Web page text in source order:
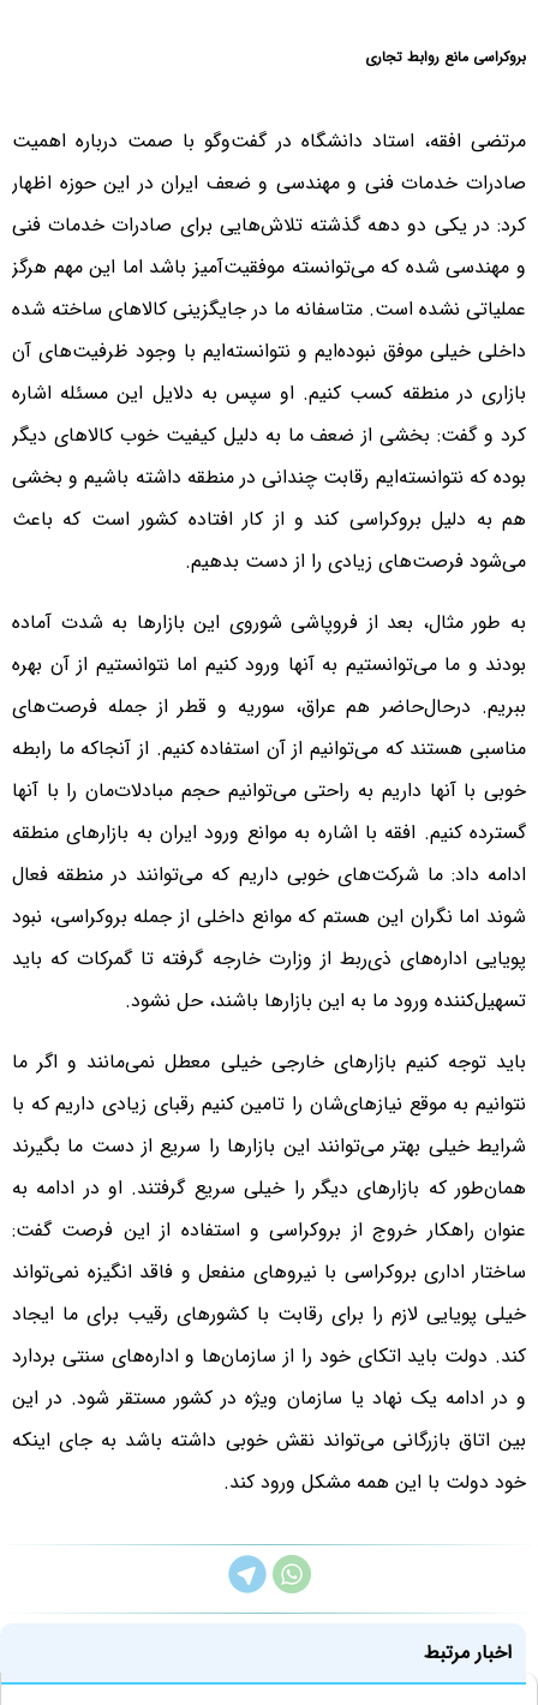
بروکراسی مانع روابط تجاری
مرتضی افقه، استاد دانشگاه در گفت‌وگو با صمت درباره اهمیت
صادرات خدمات فنی و مهندسی و ضعف ایران در این حوزه اظهار
کرد: در یکی دو دهه گذشته تلاش‌هایی برای صادرات خدمات فنی
و مهندسی شده که می‌توانسته موفقیت‌آمیز باشد اما این مهم هرگز
عملیاتی نشده است. متاسفانه ما در جایگزینی کالاهای ساخته شده
داخلی خیلی موفق نبوده‌ایم و نتوانسته‌ایم با وجود ظرفیت‌های آن
بازاری در منطقه کسب کنیم. او سپس به دلایل این مسئله اشاره
کرد و گفت: بخشی از ضعف ما به دلیل کیفیت خوب کالاهای دیگر
بوده که نتوانسته‌ایم رقابت چندانی در منطقه داشته باشیم و بخشی
هم به دلیل بروکراسی کند و از کار افتاده کشور است که باعث
می‌شود فرصت‌های زیادی را از دست بدهیم.
به طور مثال، بعد از فروپاشی شوروی این بازارها به شدت آماده
بودند و ما می‌توانستیم به آنها ورود کنیم اما نتوانستیم از آن بهره
ببریم. درحال‌حاضر هم عراق، سوریه و قطر از جمله فرصت‌های
مناسبی هستند که می‌توانیم از آن استفاده کنیم. از آنجاکه ما رابطه
خوبی با آنها داریم به راحتی می‌توانیم حجم مبادلات‌مان را با آنها
گسترده کنیم. افقه با اشاره به موانع ورود ایران به بازارهای منطقه
ادامه داد: ما شرکت‌های خوبی داریم که می‌توانند در منطقه فعال
شوند اما نگران این هستم که موانع داخلی از جمله بروکراسی، نبود
پویایی اداره‌های ذی‌ربط از وزارت خارجه گرفته تا گمرکات که باید
تسهیل‌کننده ورود ما به این بازارها باشند، حل نشود.
باید توجه کنیم بازارهای خارجی خیلی معطل نمی‌مانند و اگر ما
نتوانیم به موقع نیازهای‌شان را تامین کنیم رقبای زیادی داریم که با
شرایط خیلی بهتر می‌توانند این بازارها را سریع از دست ما بگیرند
همان‌طور که بازارهای دیگر را خیلی سریع گرفتند. او در ادامه به
عنوان راهکار خروج از بروکراسی و استفاده از این فرصت گفت:
ساختار اداری بروکراسی با نیروهای منفعل و فاقد انگیزه نمی‌تواند
خیلی پویایی لازم را برای رقابت با کشورهای رقیب برای ما ایجاد
کند. دولت باید اتکای خود را از سازمان‌ها و اداره‌های سنتی بردارد
و در ادامه یک نهاد یا سازمان ویژه در کشور مستقر شود. در این
بین اتاق بازرگانی می‌تواند نقش خوبی داشته باشد به جای اینکه
خود دولت با این همه مشکل ورود کند.
اخبار مرتبط